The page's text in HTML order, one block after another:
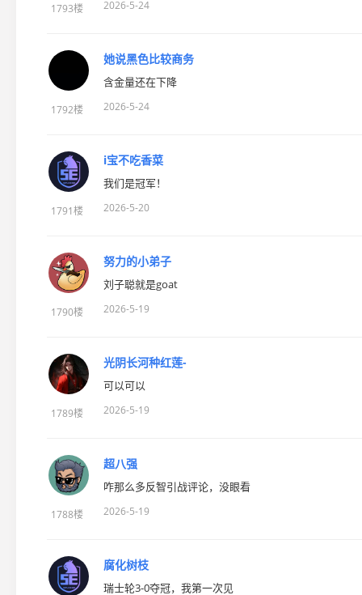
1793楼 2026-5-24
1792楼
她说黑色比较商务
含金量还在下降
2026-5-24
1791楼
i宝不吃香菜
我们是冠军！
2026-5-20
1790楼
努力的小弟子
刘子聪就是goat
2026-5-19
1789楼
光阴长河种红莲-
可以可以
2026-5-19
1788楼
超八强
咋那么多反智引战评论，没眼看‍️
2026-5-19
腐化树枝
瑞士轮3-0夺冠，我第一次见